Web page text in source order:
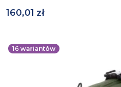
160,01 zł
16 wariantów